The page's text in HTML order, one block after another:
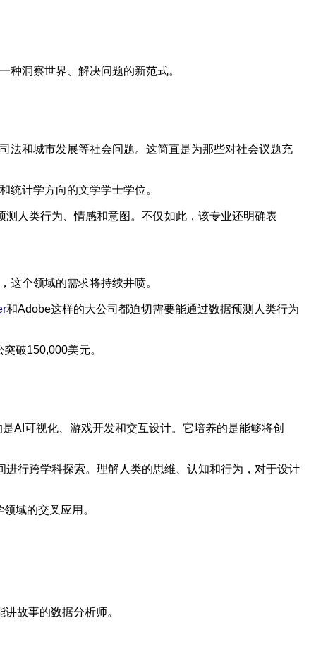
洞察世界、解决问题的新范式。
和城市发展等社会问题。这简直是为那些对社会议题充
计学方向的文学学士学位。
人类行为、情感和意图。不仅如此，该专业还明确表
个领域的需求将持续井喷。
和Adobe这样的大公司都迫切需要能通过数据预测人类行为
破150,000美元。
可视化、游戏开发和交互设计。它培养的是能够将创
行跨学科探索。理解人类的思维、认知和行为，对于设计
域的交叉应用。
故事的数据分析师。